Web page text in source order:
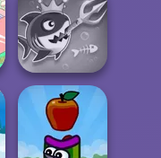
Egg Farm
Fish Stab Getting
Big